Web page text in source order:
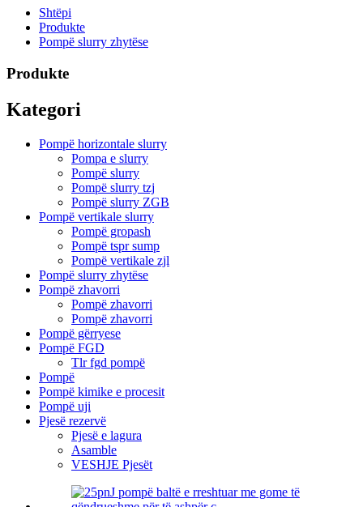
Shtëpi
Produkte
Pompë slurry zhytëse
Produkte
Kategori
Pompë horizontale slurry
Pompa e slurry
Pompë slurry
Pompë slurry tzj
Pompë slurry ZGB
Pompë vertikale slurry
Pompë gropash
Pompë tspr sump
Pompë vertikale zjl
Pompë slurry zhytëse
Pompë zhavorri
Pompë zhavorri
Pompë zhavorri
Pompë gërryese
Pompë FGD
Tlr fgd pompë
Pompë
Pompë kimike e procesit
Pompë uji
Pjesë rezervë
Pjesë e lagura
Asamble
VESHJE Pjesët